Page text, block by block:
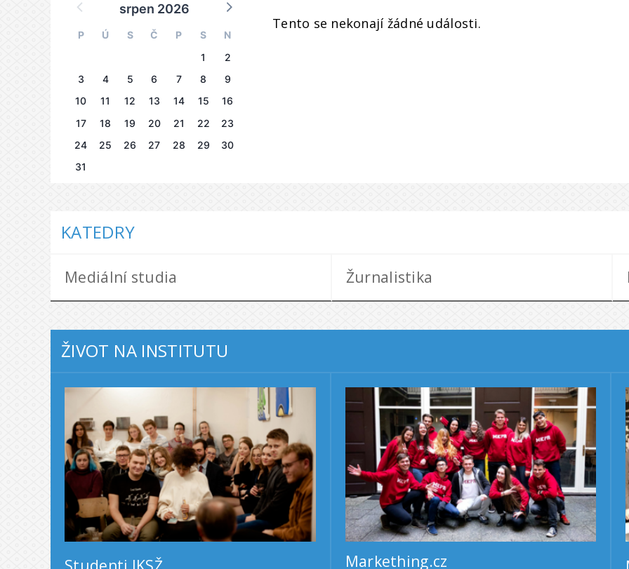
srpen 2026
P Ú S Č P S
N
1
2
3
4 5 6 7 8
9
10
11 12 13 14 15
16
17
18 19 20 21 22
23
24
25 26 27 28 29
30
31
Tento se nekonají žádné události.
KATEDRY
Mediální studia Žurnalistika
ŽIVOT NA INSTITUTU
Markething.cz